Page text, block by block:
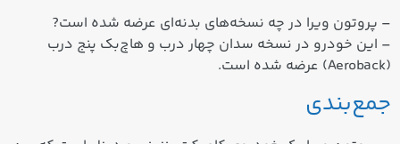
– پروتون ویرا در چه نسخه‌های بدنه‌ای عرضه شده است?
– این خودرو در نسخه سدان چهار درب و هاچ‌بک پنج درب
(Aeroback) عرضه شده است.
جمع‌بندی